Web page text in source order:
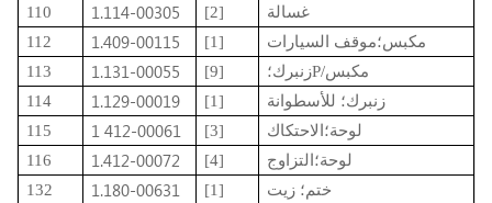
110
1.114-00305 [2]
غسالة
112
1.409-00115 [1]
مكبس؛موقف السيارات
113
1.131-00055 [9]
زنبرك؛P/مكبس
114
1.129-00019 [1]
زنبرك؛ للأسطوانة
115
1 412-00061 [3]
لوحة؛الاحتكاك
116
1.412-00072 [4]
لوحة؛التزاوج
132
1.180-00631 [1]
ختم؛ زيت